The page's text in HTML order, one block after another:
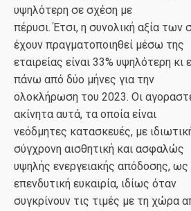
υψηλότερη σε σχέση με
πέρυσι. Έτσι, η συνολική αξία
έχουν πραγματοποιηθεί μέσω της
εταιρείας είναι 33% υψηλότερη
πάνω από δύο μήνες για την
ολοκλήρωση του 2023. Οι
ακίνητα αυτά, τα οποία είναι
νεόδμητες κατασκευές, με
σύγχρονη αισθητική και ασφαλώς
υψηλής ενεργειακής απόδοσης, ως
επενδυτική ευκαιρία, ιδίως όταν
συγκρίνουν τις τιμές με τη χώρα